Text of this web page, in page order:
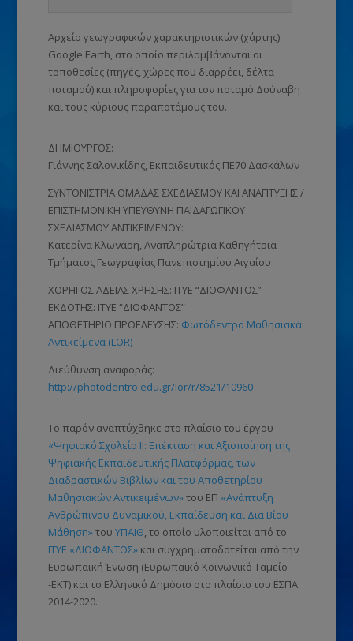
Αρχείο γεωγραφικών χαρακτηριστικών (χάρτης)
Google Earth, στο οποίο περιλαμβάνονται οι
τοποθεσίες (πηγές, χώρες που διαρρέει, δέλτα
ποταμού) και πληροφορίες για τον ποταμό Δούναβη
και τους κύριους παραποτάμους του.
ΔΗΜΙΟΥΡΓΟΣ:
Γιάννης Σαλονικίδης, Εκπαιδευτικός ΠΕ70 Δασκάλων
ΣΥΝΤΟΝΙΣΤΡΙΑ ΟΜΑΔΑΣ ΣΧΕΔΙΑΣΜΟΥ ΚΑΙ ΑΝΑΠΤΥΞΗΣ /
ΕΠΙΣΤΗΜΟΝΙΚΗ ΥΠΕΥΘΥΝΗ ΠΑΙΔΑΓΩΓΙΚΟΥ
ΣΧΕΔΙΑΣΜΟΥ ΑΝΤΙΚΕΙΜΕΝΟΥ:
Κατερίνα Κλωνάρη, Αναπληρώτρια Καθηγήτρια
Τμήματος Γεωγραφίας Πανεπιστημίου Αιγαίου
ΧΟΡΗΓΟΣ ΑΔΕΙΑΣ ΧΡΗΣΗΣ: ΙΤΥΕ “ΔΙΟΦΑΝΤΟΣ”
ΕΚΔΟΤΗΣ: ΙΤΥΕ “ΔΙΟΦΑΝΤΟΣ”
ΑΠΟΘΕΤΗΡΙΟ ΠΡΟΕΛΕΥΣΗΣ: Φωτόδεντρο Μαθησιακά
Αντικείμενα (LOR)
Διεύθυνση αναφοράς:
http://photodentro.edu.gr/lor/r/8521/10960
Το παρόν αναπτύχθηκε στο πλαίσιο του έργου
«Ψηφιακό Σχολείο ΙΙ: Επέκταση και Αξιοποίηση της
Ψηφιακής Εκπαιδευτικής Πλατφόρμας, των
Διαδραστικών Βιβλίων και του Αποθετηρίου
Μαθησιακών Αντικειμένων»του ΕΠ «Ανάπτυξη
Ανθρώπινου Δυναμικού, Εκπαίδευση και Δια Βίου
Μάθηση»του ΥΠΑΙΘ, το οποίο υλοποιείται από το
ΙΤΥΕ «ΔΙΟΦΑΝΤΟΣ»και συγχρηματοδοτείται από την
Ευρωπαϊκή Ένωση (Ευρωπαϊκό Κοινωνικό Ταμείο
-ΕΚΤ) και το Ελληνικό Δημόσιο στο πλαίσιο του ΕΣΠΑ
2014-2020.